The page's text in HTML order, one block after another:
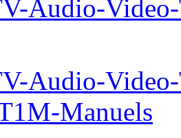
Audio-
Audio-
Manuels